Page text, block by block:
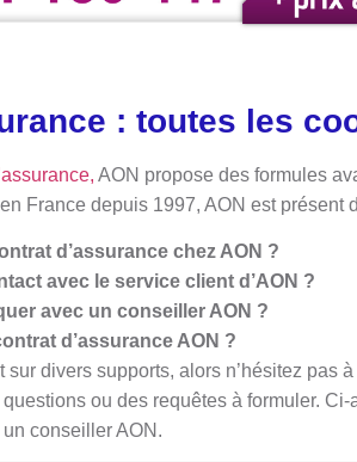
: toutes les
AON propose des formules
France depuis 1997, AON est présent
d’assurance chez AON ?
avec le service client d’AON ?
avec un conseiller AON ?
d’assurance AON ?
divers supports, alors n’hésitez pas
ou des requêtes à formuler.
conseiller AON.